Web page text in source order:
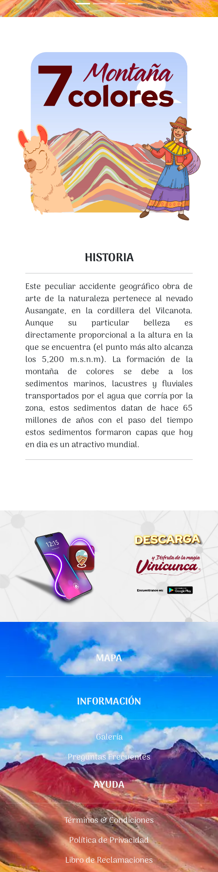
HISTORIA
Este peculiar accidente geográfico obra de
arte de la naturaleza pertenece al nevado
Ausangate, en la cordillera del Vilcanota.
Aunque su particular belleza es
directamente proporcional a la altura en la
que se encuentra (el punto más alto alcanza
los 5,200 m.s.n.m). La formación de la
montaña de colores se debe a los
sedimentos marinos, lacustres y fluviales
transportados por el agua que corría por la
zona, estos sedimentos datan de hace 65
millones de años con el paso del tiempo
estos sedimentos formaron capas que hoy
en dia es un atractivo mundial.
MAPA
INFORMACIÓN
Galería
Preguntas Frecuentes
AYUDA
Términos & Condiciones
Política de Privacidad
Libro de Reclamaciones